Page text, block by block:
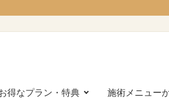
得なプラン・特典 施術メニュー